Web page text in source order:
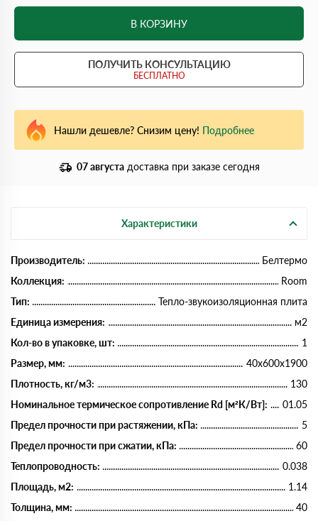
В КОРЗИНУ
ПОЛУЧИТЬ КОНСУЛЬТАЦИЮ
БЕСПЛАТНО
Нашли дешевле? Снизим цену! Подробнее
07 августа доставка при заказе сегодня
Характеристики
Производитель:
Белтермо
Коллекция:
Room
Тип:
Тепло-звукоизоляционная плита
Единица измерения:
м2
Кол-во в упаковке, шт:
1
Размер, мм:
40х600х1900
Плотность, кг/м3:
130
Номинальное термическое сопротивление Rd [м²К/Вт]:
01.05
Предел прочности при растяжении, кПа:
5
Предел прочности при сжатии, кПа:
60
Теплопроводность:
0.038
Площадь, м2:
1.14
Толщина, мм:
40